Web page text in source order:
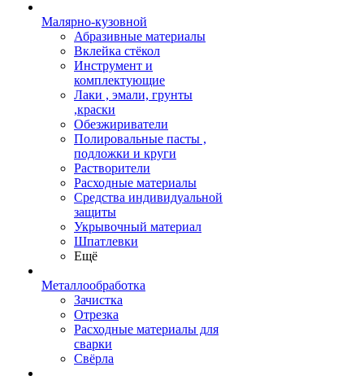
Малярно-кузовной
Абразивные материалы
Вклейка стёкол
Инструмент и
комплектующие
Лаки , эмали, грунты
,краски
Обезжириватели
Полировальные пасты ,
подложки и круги
Растворители
Расходные материалы
Средства индивидуальной
защиты
Укрывочный материал
Шпатлевки
Ещё
Металлообработка
Зачистка
Отрезка
Расходные материалы для
сварки
Свёрла